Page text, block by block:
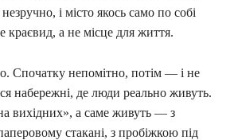
і місто якось само по собі
а не місце для життя.
Спочатку непомітно, потім — і не
набережні, де люди реально живуть.
вихідних», а саме живуть — з
стакані, з пробіжкою під